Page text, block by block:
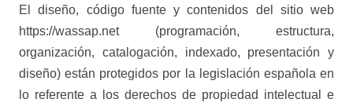
El diseño, código fuente y contenidos del sitio web
https://wassap.net (programación, estructura,
organización, catalogación, indexado, presentación y
diseño) están protegidos por la legislación española en
lo referente a los derechos de propiedad intelectual e